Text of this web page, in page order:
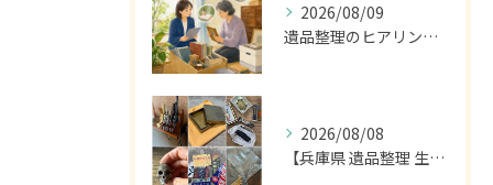
2026/08/09
遺品整理のヒアリングで残す物を見極める丁寧な作業
2026/08/08
【兵庫県 遺品整理 生前整理 不用品 買取】